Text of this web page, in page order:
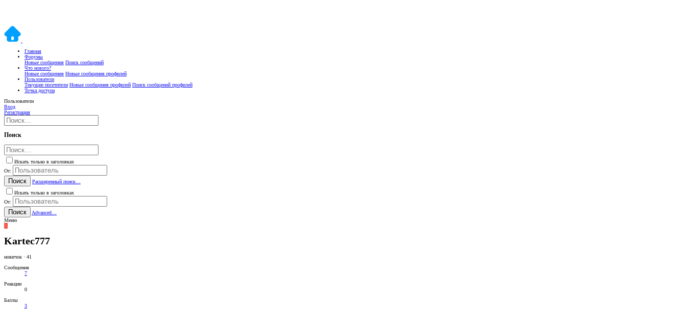
Главная
Форумы
Новые сообщения Поиск сообщений
Что нового?
Новые сообщения Новые сообщения профилей
Пользователи
Текущие посетители Новые сообщения профилей Поиск сообщений профилей
Точка доступа
Пользователи
Вход
Регистрация
Поиск
Искать только в заголовках
От:
Поиск
Расширенный поиск…
Искать только в заголовках
От:
Поиск
Advanced…
Меню
K
Kartec777
новичок · 41
Сообщения
7
Реакции
0
Баллы
3